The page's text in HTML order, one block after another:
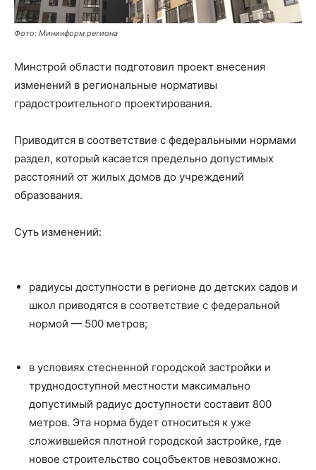
Фото: Мининформ региона
Минстрой области подготовил проект внесения
изменений в региональные нормативы
градостроительного проектирования.
Приводится в соответствие с федеральными нормами
раздел, который касается предельно допустимых
расстояний от жилых домов до учреждений
образования.
Суть изменений:
радиусы доступности в регионе до детских садов и
школ приводятся в соответствие с федеральной
нормой — 500 метров;
в условиях стесненной городской застройки и
труднодоступной местности максимально
допустимый радиус доступности составит 800
метров. Эта норма будет относиться к уже
сложившейся плотной городской застройке, где
новое строительство соцобъектов невозможно.